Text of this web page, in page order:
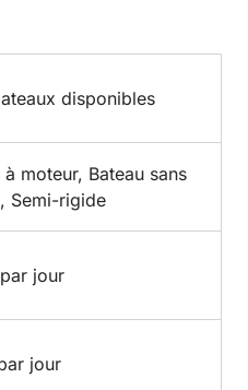
disponibles
à moteur, Bateau sans
Semi-rigide
jour
jour